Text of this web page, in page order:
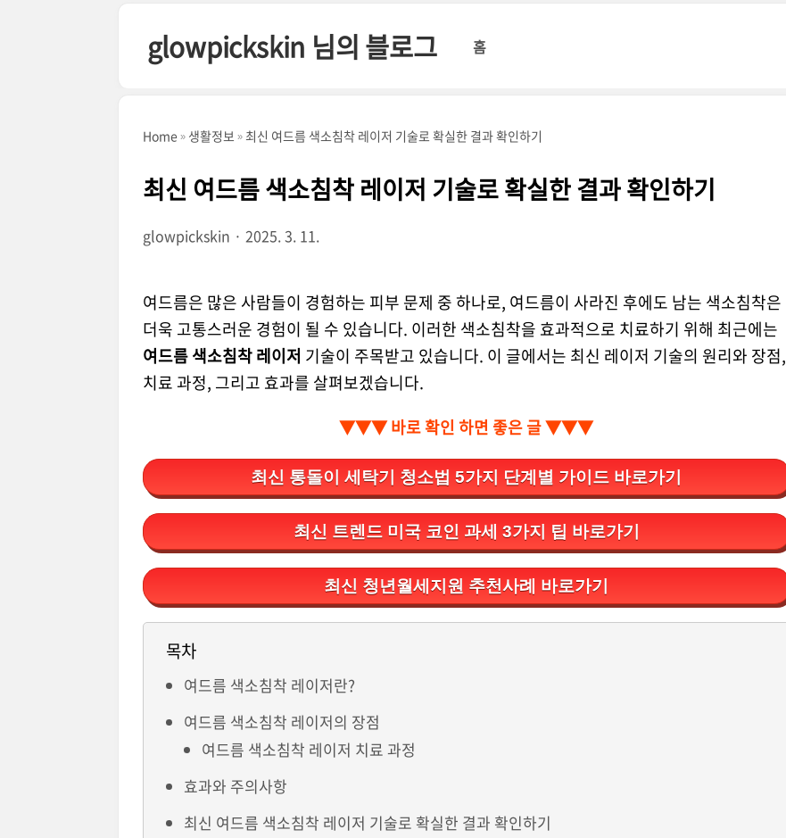
glowpickskin 님의 블로그 홈
Home 생활정보 최신 여드름 색소침착 레이저 기술로 확실한 결과 확인하기
최신 여드름 색소침착 레이저 기술로 확실한 결과 확인하기
glowpickskin 2025. 3. 11.
여드름은 많은 사람들이 경험하는 피부 문제 중 하나로, 여드름이 사라진 후에도 남는 색소침착은
더욱 고통스러운 경험이 될 수 있습니다. 이러한 색소침착을 효과적으로 치료하기 위해 최근에는
여드름 색소침착 레이저 기술이 주목받고 있습니다. 이 글에서는 최신 레이저 기술의 원리와 장점,
치료 과정, 그리고 효과를 살펴보겠습니다.
▼▼▼ 바로 확인 하면 좋은 글 ▼▼▼
최신 통돌이 세탁기 청소법 5가지 단계별 가이드 바로가기
최신 트렌드 미국 코인 과세 3가지 팁 바로가기
최신 청년월세지원 추천사례 바로가기
목차
여드름 색소침착 레이저란?
여드름 색소침착 레이저의 장점
여드름 색소침착 레이저 치료 과정
효과와 주의사항
최신 여드름 색소침착 레이저 기술로 확실한 결과 확인하기